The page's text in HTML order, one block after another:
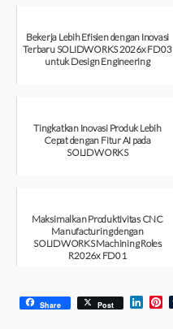
Bekerja Lebih Efisien dengan Inovasi
Terbaru SOLIDWORKS 2026x FD03
untuk Design Engineering
Tingkatkan Inovasi Produk Lebih
Cepat dengan Fitur AI pada
SOLIDWORKS
Maksimalkan Produktivitas CNC
Manufacturing dengan
SOLIDWORKS Machining Roles
R2026x FD01
Share Post
L
P